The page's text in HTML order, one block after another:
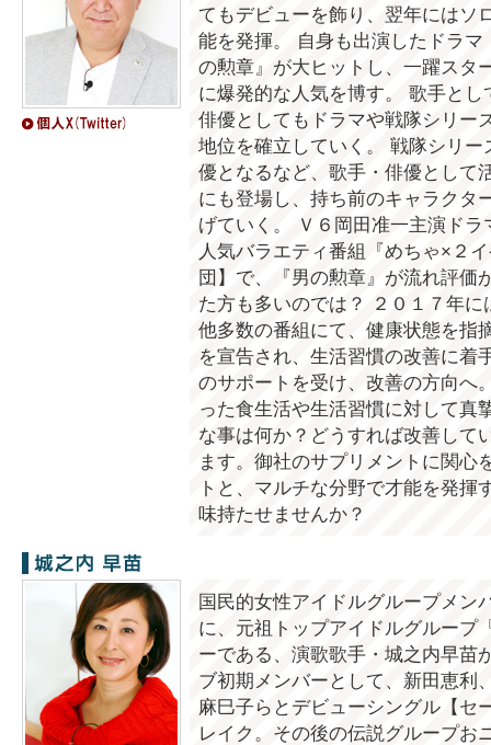
てもデビューを飾り、翌年にはソ
能を発揮。 自身も出演したドラ
の勲章』が大ヒットし、一躍スタ
に爆発的な人気を博す。 歌手と
俳優としてもドラマや戦隊シリー
地位を確立していく。 戦隊シリ
優となるなど、歌手・俳優として
にも登場し、持ち前のキャラクタ
げていく。 Ｖ６岡田准一主演ド
人気バラエティ番組『めちゃ×２
団】で、『男の勲章』が流れ評価
た方も多いのでは？ ２０１７年
他多数の番組にて、健康状態を指
を宣告され、生活習慣の改善に着
のサポートを受け、改善の方向へ
った食生活や生活習慣に対して真
な事は何か？どうすれば改善して
ます。御社のサプリメントに関心
トと、マルチな分野で才能を発
味持たせませんか？
城之内早苗
国民的女性アイドルグループメン
に、元祖トップアイドルグループ
ーである、演歌歌手・城之内早苗
ブ初期メンバーとして、新田恵利
麻巳子らとデビューシングル【セ
レイク。その後の伝説グループお